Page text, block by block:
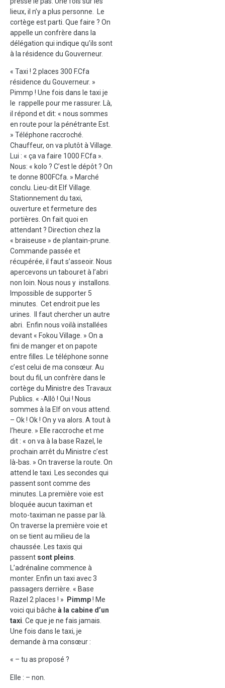
lieux, il n’y a plus personne. Le
cortège est parti. Que faire ? On
appelle un confrère dans la
délégation qui indique qu’ils sont
à la résidence du Gouverneur.
« Taxi ! 2 places 300 F.Cfa
résidence du Gouverneur. »
Pimmp ! Une fois dans le taxi je
le rappelle pour me rassurer. Là,
il répond et dit: « nous sommes
en route pour la pénétrante Est.
» Téléphone raccroché.
Chauffeur, on va plutôt à Village.
Lui : « ça va faire 1000 F.Cfa ».
Nous: « kolo ? C’est le dépôt ? On
te donne 800FCfa. » Marché
conclu. Lieu-dit Elf Village.
Stationnement du taxi,
ouverture et fermeture des
portières. On fait quoi en
attendant ? Direction chez la
« braiseuse » de plantain-prune.
Commande passée et
récupérée, il faut s’asseoir. Nous
apercevons un tabouret à l’abri
non loin. Nous nous y installons.
Impossible de supporter 5
minutes. Cet endroit pue les
urines. Il faut chercher un autre
abri. Enfin nous voilà installées
devant « Fokou Village. » On a
fini de manger et on papote
entre filles. Le téléphone sonne
c’est celui de ma consœur. Au
bout du fil, un confrère dans le
cortège du Ministre des Travaux
Publics. « -Allô ! Oui ! Nous
sommes à la Elf on vous attend.
– Ok ! Ok ! On y va alors. A tout à
l’heure. » Elle raccroche et me
dit : « on va à la base Razel, le
prochain arrêt du Ministre c’est
là-bas. » On traverse la route. On
attend le taxi. Les secondes qui
passent sont comme des
minutes. La première voie est
bloquée aucun taximan et
moto-taximan ne passe par là.
On traverse la première voie et
on se tient au milieu de la
chaussée. Les taxis qui
passent sont pleins
L’adrénaline commence à
monter. Enfin un taxi avec 3
passagers derrière. « Base
Razel 2 places ! »
Pimmp! Me
voici qui bâche à la cabine d’un
taxi . Ce que je ne fais jamais.
Une fois dans le taxi, je
demande à ma consœur :
« – tu as proposé ?
Elle : – non.